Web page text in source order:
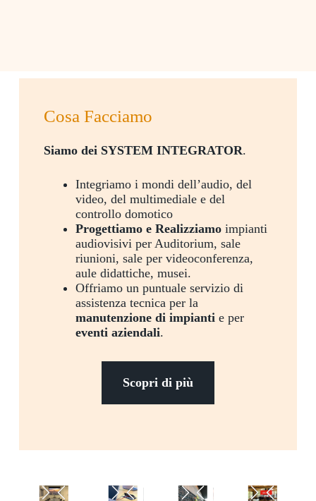
Cosa Facciamo
Siamo dei SYSTEM INTEGRATOR.
Integriamo i mondi dell’audio, del
video, del multimediale e del
controllo domotico
Progettiamo e Realizziamoimpianti
audiovisivi per Auditorium, sale
riunioni, sale per videoconferenza,
aule didattiche, musei.
Offriamo un puntuale servizio di
assistenza tecnica per la
manutenzione di impiantie per
eventi aziendali.
Scopri di più